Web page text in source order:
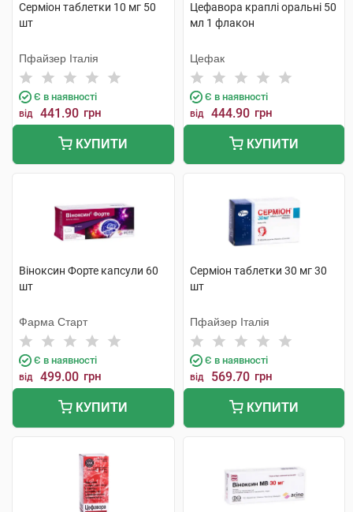
Серміон таблетки 10 мг 50
шт
Пфайзер Італія
Є в наявності
від 441.90 грн
КУПИТИ
Цефавора краплі оральні 50
мл 1 флакон
Цефак
Є в наявності
від 444.90 грн
КУПИТИ
Віноксин Форте капсули 60
шт
Фарма Старт
Є в наявності
від 499.00 грн
КУПИТИ
Серміон таблетки 30 мг 30
шт
Пфайзер Італія
Є в наявності
від 569.70 грн
КУПИТИ